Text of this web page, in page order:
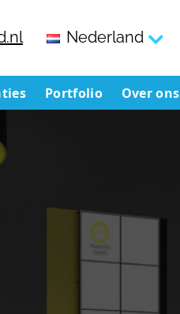
Nederland
Portfolio Over ons